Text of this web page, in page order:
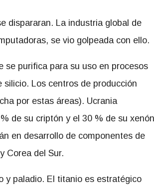
dispararan. La industria global de
se vio golpeada con ello.
se purifica para su uso en procesos
silicio. Los centros de producción
por estas áreas). Ucrania
de su criptón y el 30 % de su xenón
en desarrollo de componentes de
Corea del Sur.
y paladio. El titanio es estratégico